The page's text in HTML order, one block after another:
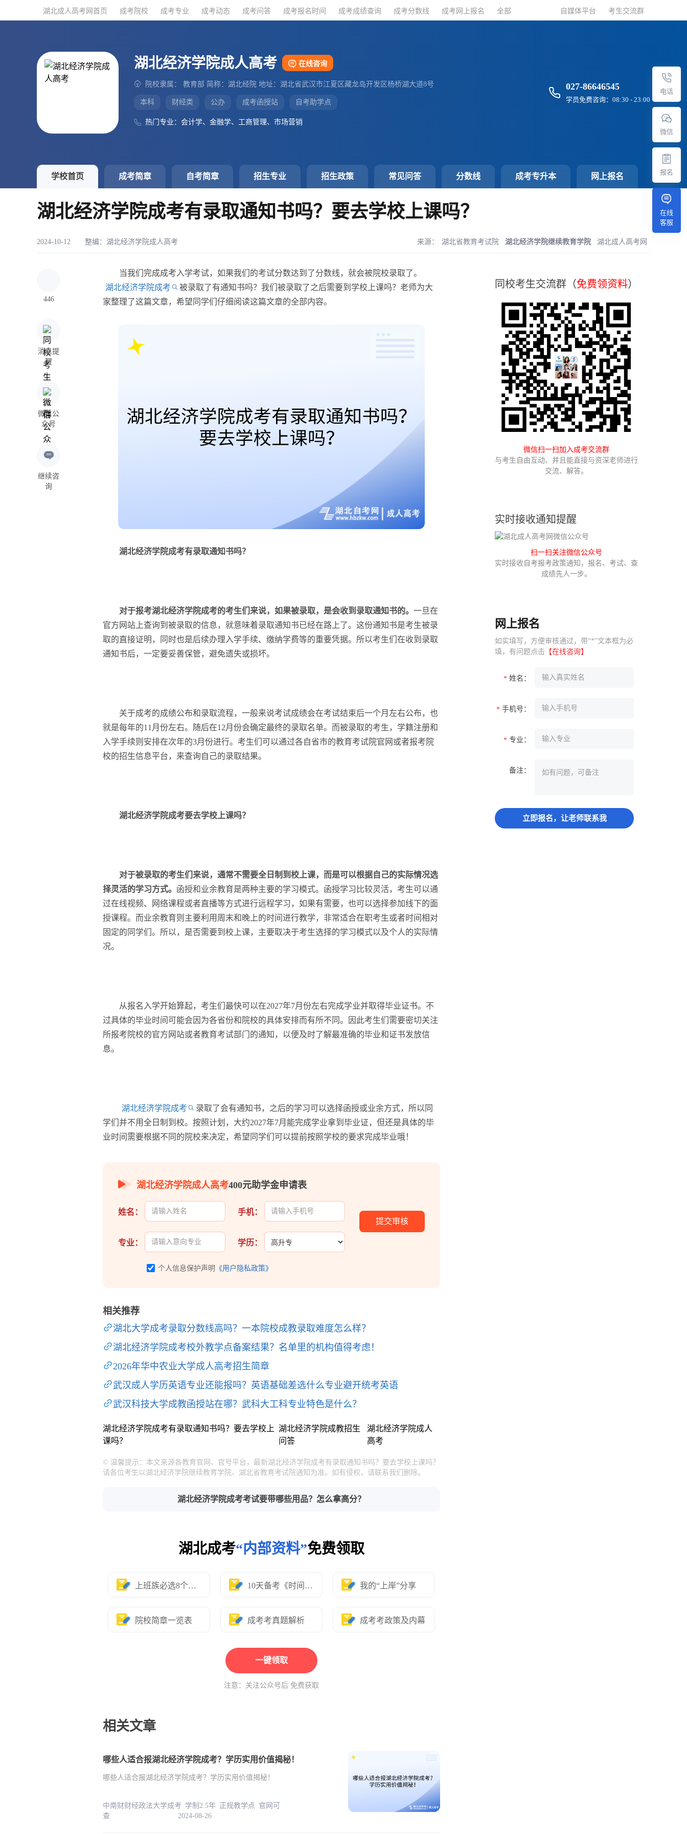
湖北成人高考网首页 成考院校 成考专业 成考动态 成考问答 成考报名时间 成考成绩查询 成考分数线 成考网上报名 全部 自媒体平台 考生交流群
湖北经济学院成人高考 在线咨询
院校隶属： 教育部 简称：湖北经院 地址：湖北省武汉市江夏区藏龙岛开发区杨桥湖大道8号
本科 财经类 公办 成考函授站 自考助学点
热门专业：会计学、金融学、工商管理、市场营销
027-86646545
学员免费咨询：08:30 - 23:00
学校首页 成考简章 自考简章 招生专业 招生政策 常见问答 分数线 成考专升本 网上报名
电话
微信
报名
在线
客服
湖北经济学院成考有录取通知书吗？要去学校上课吗？
2024-10-12 整编： 湖北经济学院成人高考 来源： 湖北省教育考试院 湖北经济学院继续教育学院 湖北成人高考网
446
消息提
醒
微信公
众号
继续咨
询
当我们完成成考入学考试，如果我们的考试分数达到了分数线，就会被院校录取了。
湖北经济学院成考
被录取了有通知书吗？我们被录取了之后需要到学校上课吗？老师为大
家整理了这篇文章，希望同学们仔细阅读这篇文章的全部内容。
湖北经济学院成考有录取通知书吗？
对于报考湖北经济学院成考的考生们来说，如果被录取，是会收到录取通知书的。 一旦在
官方网站上查询到被录取的信息，就意味着录取通知书已经在路上了。这份通知书是考生被录
取的直接证明，同时也是后续办理入学手续、缴纳学费等的重要凭据。所以考生们在收到录取
通知书后，一定要妥善保管，避免遗失或损坏。
关于成考的成绩公布和录取流程，一般来说考试成绩会在考试结束后一个月左右公布，也
就是每年的11月份左右。随后在12月份会确定最终的录取名单。而被录取的考生，学籍注册和
入学手续则安排在次年的3月份进行。考生们可以通过各自省市的教育考试院官网或者报考院
校的招生信息平台，来查询自己的录取结果。
湖北经济学院成考要去学校上课吗？
对于被录取的考生们来说，通常不需要全日制到校上课，而是可以根据自己的实际情况选
择灵活的学习方式。 函授和业余教育是两种主要的学习模式。函授学习比较灵活，考生可以通
过在线视频、网络课程或者直播等方式进行远程学习，如果有需要，也可以选择参加线下的面
授课程。而业余教育则主要利用周末和晚上的时间进行教学，非常适合在职考生或者时间相对
固定的同学们。所以，是否需要到校上课，主要取决于考生选择的学习模式以及个人的实际情
况。
从报名入学开始算起，考生们最快可以在2027年7月份左右完成学业并取得毕业证书。不
过具体的毕业时间可能会因为各省份和院校的具体安排而有所不同。因此考生们需要密切关注
所报考院校的官方网站或者教育考试部门的通知，以便及时了解最准确的毕业和证书发放信
息。
湖北经济学院成考
录取了会有通知书，之后的学习可以选择函授或业余方式，所以同
学们并不用全日制到校。按照计划，大约2027年7月能完成学业拿到毕业证，但还是具体的毕
业时间需要根据不同的院校来决定，希望同学们可以提前按照学校的要求完成毕业哦！
湖北经济学院成人高考400元助学金申请表
姓名： 手机：
专业： 学历：
个人信息保护声明 《用户隐私政策》
相关推荐
湖北大学成考录取分数线高吗？一本院校成教录取难度怎么样？
湖北经济学院成考校外教学点备案结果？名单里的机构值得考虑！
2026年华中农业大学成人高考招生简章
武汉成人学历英语专业还能报吗？英语基础差选什么专业避开统考英语
武汉科技大学成教函授站在哪？武科大工科专业特色是什么？
湖北经济学院成考有录取通知书吗？要去学校上
课吗？
湖北经济学院成教招生
问答
湖北经济学院成人
高考
© 温馨提示：本文来源各教育官网、官号平台，最新湖北经济学院成考有录取通知书吗？要去学校上课吗？
请各位考生以湖北经济学院继续教育学院、湖北省教育考试院通知为准。如有侵权，请联系我们删除。
湖北经济学院成考考试要带哪些用品？怎么拿高分？
湖北成考“内部资料”免费领取
上班族必选8个专业 10天备考《时间表》 我的“上岸”分享
院校简章一览表 成考考真题解析 成考考政策及内幕
一键领取
注意：关注公众号后 免费获取
相关文章
哪些人适合报湖北经济学院成考？学历实用价值揭秘！
哪些人适合报湖北经济学院成考？学历实用价值揭秘！
中南财财经政法大学成考 学制2.5年 正规教学点 官网可
查 2024-08-26
同校考生交流群（免费领资料）
微信扫一扫加入成考交流群
与考生自由互动、并且能直接与资深老师进行
交流、解答。
湖北成人高考网首页 成考院校 成考专业 成考动态 成考问答 成考报名时间 成考成绩查询 成考分数线 成考网上报名 全部 自媒体平台 考生交流群
实时接收通知提醒
扫一扫关注微信公众号
实时接收自考报考政策通知，报名、考试、查
成绩先人一步。
网上报名
如实填写，方便审核通过，带“*”文本框为必
填，有问题点击 【在线咨询】
* 姓名：
* 手机号：
* 专业：
备注：